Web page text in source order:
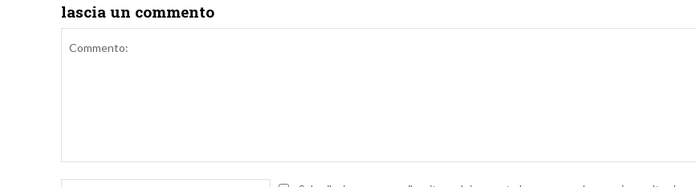
lascia un commento